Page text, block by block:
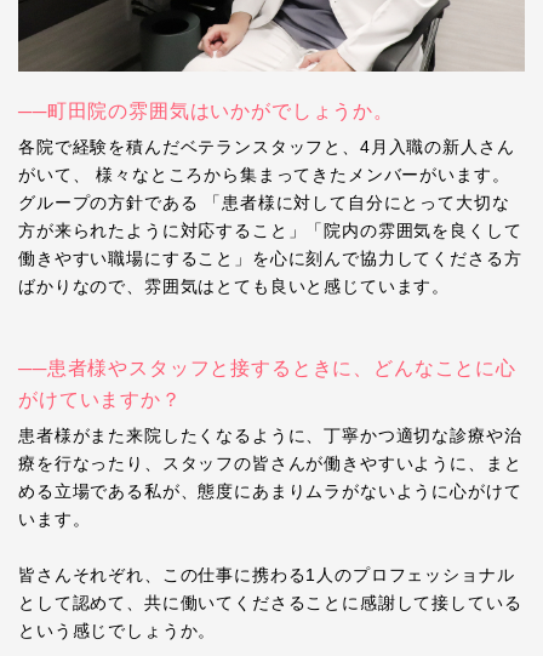
──町田院の雰囲気はいかがでしょうか。
各院で経験を積んだベテランスタッフと、4月入職の新人さん
がいて、 様々なところから集まってきたメンバーがいます。
グループの方針である 「患者様に対して自分にとって大切な
方が来られたように対応すること」「院内の雰囲気を良くして
働きやすい職場にすること」を心に刻んで協力してくださる方
ばかりなので、雰囲気はとても良いと感じています。
──患者様やスタッフと接するときに、どんなことに心
がけていますか？
患者様がまた来院したくなるように、丁寧かつ適切な診療や治
療を行なったり、スタッフの皆さんが働きやすいように、まと
める立場である私が、態度にあまりムラがないように心がけて
います。
皆さんそれぞれ、この仕事に携わる1人のプロフェッショナル
として認めて、共に働いてくださることに感謝して接している
という感じでしょうか。